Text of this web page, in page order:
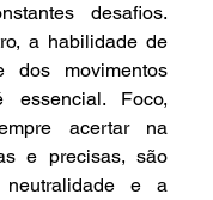
desafios.
a habilidade de
dos movimentos
essencial. Foco,
acertar na
e precisas, são
neutralidade e a